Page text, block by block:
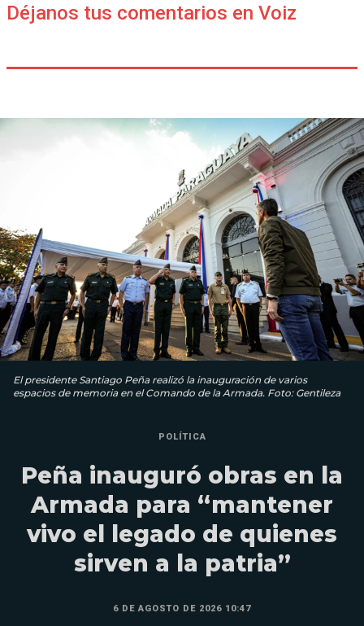
Déjanos tus comentarios en Voiz
El presidente Santiago Peña realizó la inauguración de varios
espacios de memoria en el Comando de la Armada. Foto: Gentileza
POLÍTICA
Peña inauguró obras en la
Armada para “mantener
vivo el legado de quienes
sirven a la patria”
6 DE AGOSTO DE 2026 10:47